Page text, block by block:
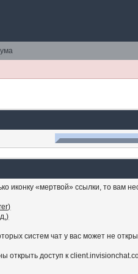
иконку «мертвой» ссылки, то вам
систем чат у вас может не
открыть доступ к